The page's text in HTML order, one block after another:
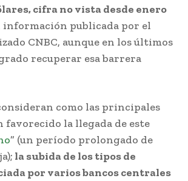
cifra no vista desde enero
información publicada por el
CNBC, aunque en los últimos
recuperar esa barrera
como las principales
favorecido la llegada de este
” (un período prolongado de
la subida de los tipos de
por varios bancos centrales